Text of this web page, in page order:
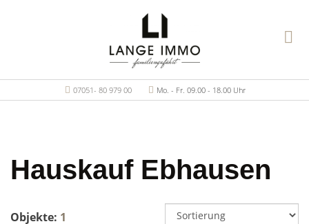
07051- 80 979 00 Mo. - Fr. 09.00 - 18.00 Uhr
Hauskauf Ebhausen
Objekte: 1